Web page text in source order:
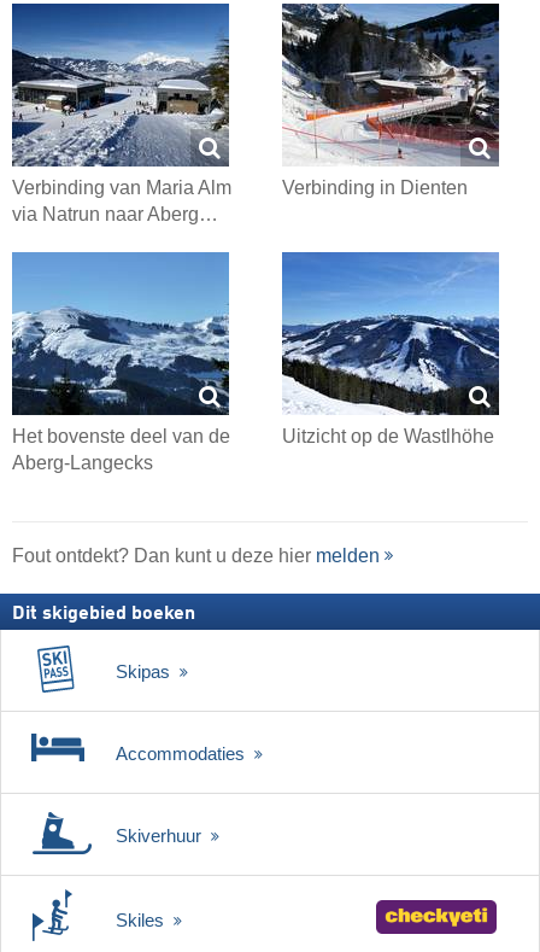
Verbinding van Maria Alm
via Natrun naar Aberg…
Verbinding in Dienten
Het bovenste deel van de
Aberg-Langecks
Uitzicht op de Wastlhöhe
Fout ontdekt? Dan kunt u deze hier melden
Dit skigebied boeken
Skipas
Accommodaties
Skiverhuur
Skiles